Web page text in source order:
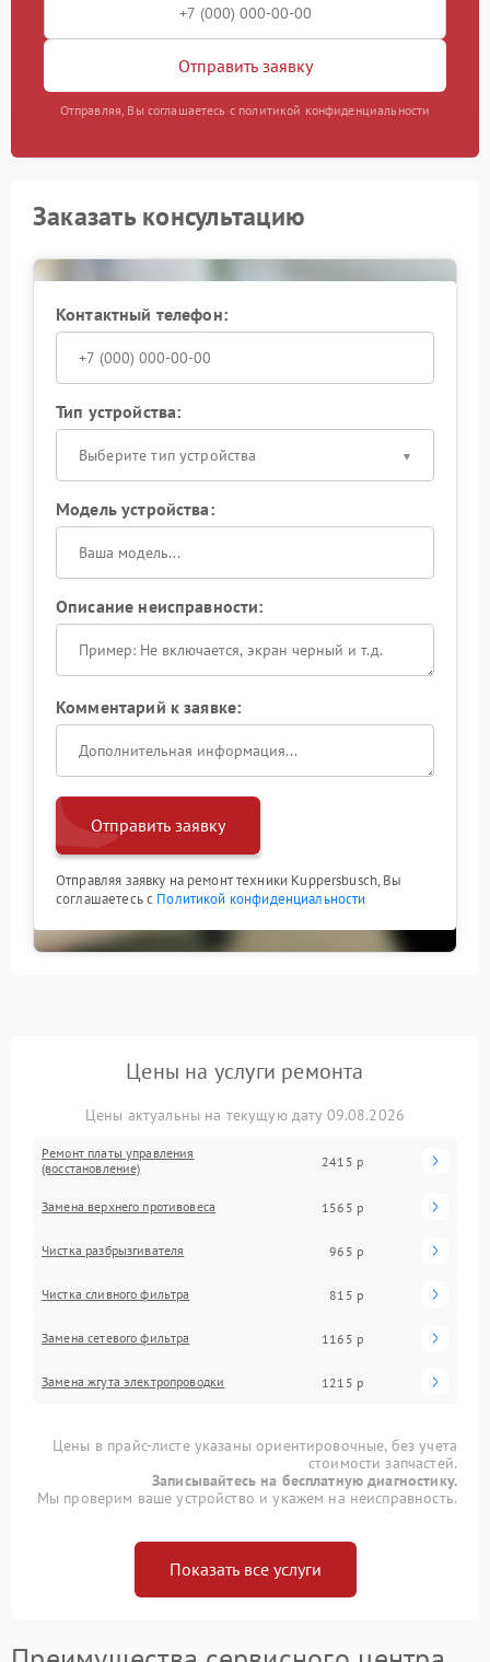
Отправить заявку
Отправляя, Вы соглашаетесь с политикой конфиденциальности
Заказать консультацию
Контактный телефон:
Тип устройства:
Выберите тип устройства
Модель устройства:
Описание неисправности:
Комментарий к заявке:
Отправить заявку
Отправляя заявку на ремонт техники Kuppersbusch, Вы
соглашаетесь с Политикой конфиденциальности
Цены на услуги ремонта
Цены актуальны на текущую дату 09.08.2026
Ремонт платы управления
(восстановление)
2415 р
Замена верхнего противовеса 1565 р
Чистка разбрызгивателя 965 р
Чистка сливного фильтра 815 р
Замена сетевого фильтра 1165 р
Замена жгута электропроводки 1215 р
Цены в прайс-листе указаны ориентировочные, без учета
стоимости запчастей.
Записывайтесь на бесплатную диагностику.
Мы проверим ваше устройство и укажем на неисправность.
Показать все услуги